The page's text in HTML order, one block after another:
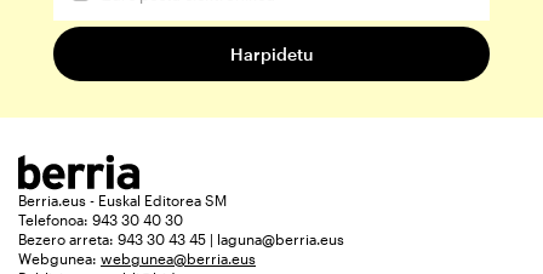
Berria.eus - Euskal Editorea SM
Telefonoa: 943 30 40 30
Bezero arreta: 943 30 43 45 | laguna@berria.eus
Webgunea: webgunea@berria.eus